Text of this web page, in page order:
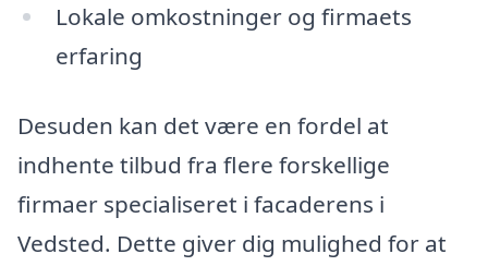
Lokale omkostninger og firmaets
erfaring
Desuden kan det være en fordel at
indhente tilbud fra flere forskellige
firmaer specialiseret i facaderens i
Vedsted. Dette giver dig mulighed for at